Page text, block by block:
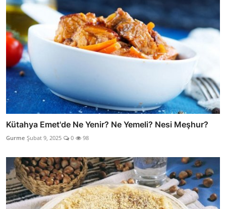
Kütahya Emet'de Ne Yenir? Ne Yemeli? Nesi Meşhur?
Gurme Şubat 9, 2025 0 98